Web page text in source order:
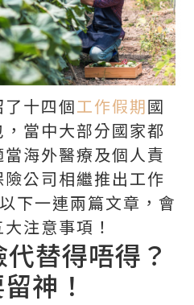
十四個工作假期國
當中大部分國家都
海外醫療及個人責
公司相繼推出工作
以下一連兩篇文章，會
注意事項！
替得唔得？
神！